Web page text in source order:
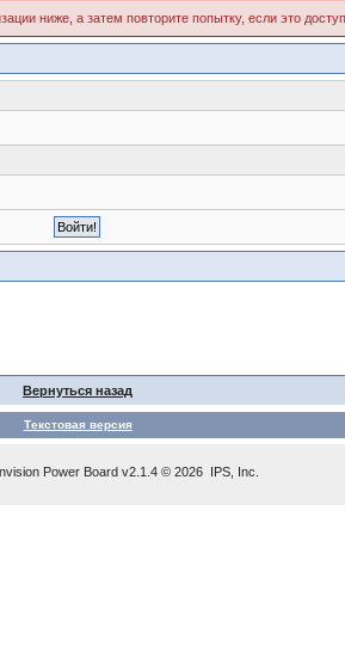
ниже, а затем повторите попытку, если это
Вернуться назад
Текстовая версия
Power Board v2.1.4 © 2026 IPS, Inc.